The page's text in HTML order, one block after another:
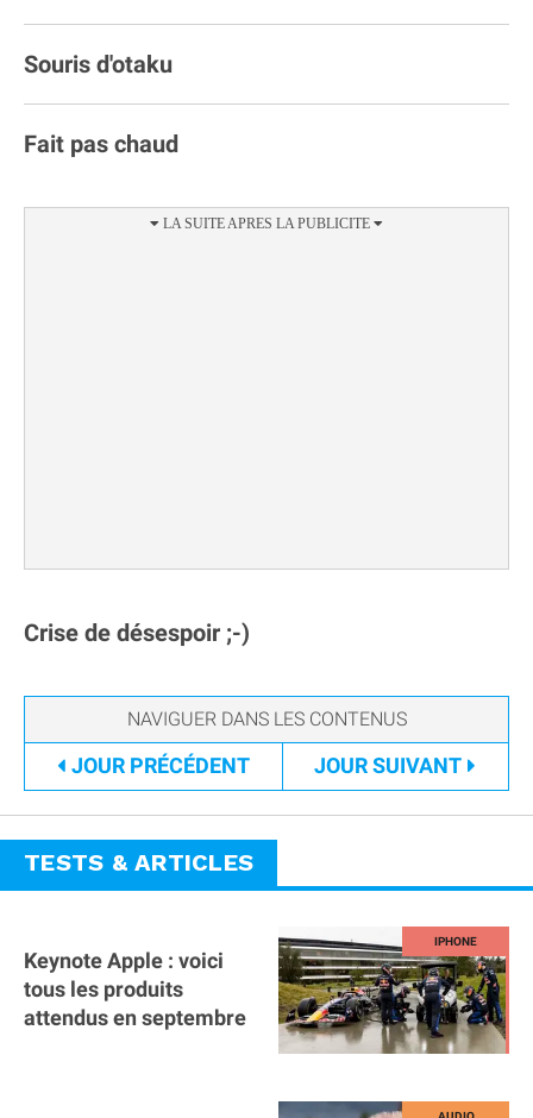
Souris d'otaku
Fait pas chaud
Crise de désespoir ;-)
JOUR PRÉCÉDENT JOURSUIVANT
TESTS & ARTICLES
Keynote Apple : voici
tous les produits
attendus en septembre